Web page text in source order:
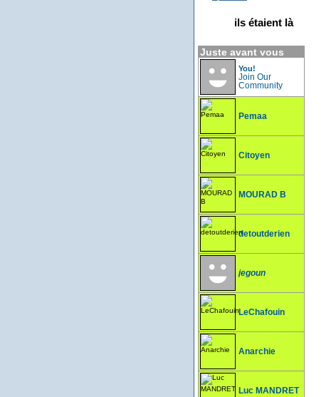
ils étaient là
Juste avant vous
You!
Join Our
Community
Pemaa
Citoyen
MOURAD B
detoutderien
jegoun
LeChafouin
Anarchie
Luc MANDRET